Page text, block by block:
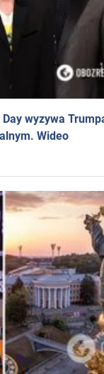
wyzywa
Wideo